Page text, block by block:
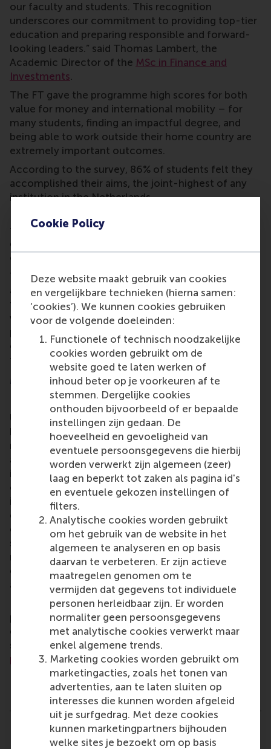
Cookie Policy
Deze website maakt gebruik van cookies
en vergelijkbare technieken (hierna samen:
‘cookies’). We kunnen cookies gebruiken
voor de volgende doeleinden:
Functionele of technisch noodzakelijke
cookies worden gebruikt om de
website goed te laten werken of
inhoud beter op je voorkeuren af te
stemmen. Dergelijke cookies
onthouden bijvoorbeeld of er bepaalde
instellingen zijn gedaan. De
hoeveelheid en gevoeligheid van
eventuele persoonsgegevens die hierbij
worden verwerkt zijn algemeen (zeer)
laag en beperkt tot zaken als pagina id's
en eventuele gekozen instellingen of
filters.
Analytische cookies worden gebruikt
om het gebruik van de website in het
algemeen te analyseren en op basis
daarvan te verbeteren. Er zijn actieve
maatregelen genomen om te
vermijden dat gegevens tot individuele
personen herleidbaar zijn. Er worden
normaliter geen persoonsgegevens
met analytische cookies verwerkt maar
enkel algemene trends.
Marketing cookies worden gebruikt om
marketingacties, zoals het tonen van
advertenties, aan te laten sluiten op
interesses die kunnen worden afgeleid
uit je surfgedrag. Met deze cookies
kunnen marketingpartners bijhouden
welke sites je bezoekt om op basis
our faculty and students. This recognition
underscores our commitment to providing top-tier
education and preparing responsible and forward-
looking leaders.” said Thomas Lambert, the
Academic Director of the MSc in Finance and
Investments.
The FT gave the programme high scores for both
value for money and international mobility – for
many students, finding an impactful degree, and
being able to work outside their home country are
extremely important outcomes.
According to the survey, 86% of students felt they
accomplished their aims, the joint-highest of any
institution in the Netherlands.
RSM was also ranked #4 in the world for carbon
footprint, demonstrating the school’s actions in
delivering on its mission to be a force for positive
change.
This demanding one-year full-time MSc in Finance
and Investments programme requires a broad-
thinking, proactive attitude. The programme deals
with financial decision-making from the
perspectives of investors and companies and
combines a strong academic foundation with close
ties to the practice of finance.
More information
Rotterdam School of Management, Erasmus
University (RSM) is one of Europe’s top-ranked
business schools. RSM provides ground-breaking
research and education furthering excellence in all
aspects of management and is based in the
international port city of Rotterdam – a vital nexus
of business, logistics and trade. RSM’s primary focus
is on developing business leaders with international
careers who can become a force for positive
change by carrying their innovative mindset into a
sustainable future. Our first-class range of bachelor,
master, MBA, PhD and executive programmes
encourage them to become critical, creative, caring
and collaborative thinkers and doers.www.rsm.nl
For more information about RSM or this release,
please contact Pavlina Novakova, RSM corporate
communications and PR manager, or Danielle Baan,
science communications lead and PR, by email at
press@rsm.nl.
Accounting and control , Alumni , Corporate
Related links